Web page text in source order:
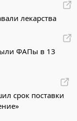
лекарства
ФАПы в 13
срок поставки